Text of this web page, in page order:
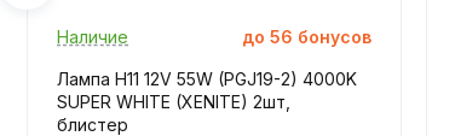
Наличие до 56 бонусов
Лампа H11 12V 55W (PGJ19-2) 4000K
SUPER WHITE (XENITE) 2шт,
блистер